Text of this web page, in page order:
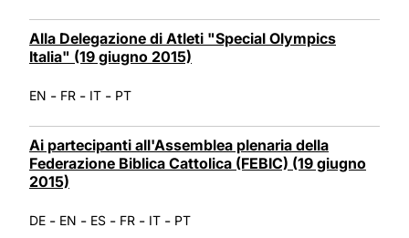
Alla Delegazione di Atleti "Special Olympics
Italia" (19 giugno 2015)
EN - FR - IT - PT
Ai partecipanti all'Assemblea plenaria della
Federazione Biblica Cattolica (FEBIC) (19 giugno
2015)
DE - EN - ES - FR - IT - PT